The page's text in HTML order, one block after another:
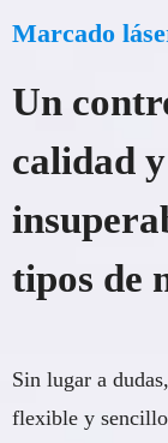
Marcado
Un
calidad
tipos de
Sin lugar a
flexible y